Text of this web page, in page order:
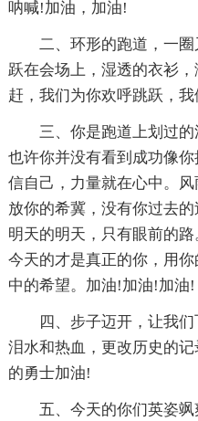
呐喊!加油，加油!
二、环形的跑道，一
跃在会场上，湿透的衣衫
赶，我们为你欢呼跳跃，我
三、你是跑道上划过的
也许你并没有看到成功像
信自己，力量就在心中。
放你的希冀，没有你过去
明天的明天，只有眼前的
今天的才是真正的你，用
中的希望。加油!加油!加油!
四、步子迈开，让我
泪水和热血，更改历史的
的勇士加油!
五、今天的你们英姿